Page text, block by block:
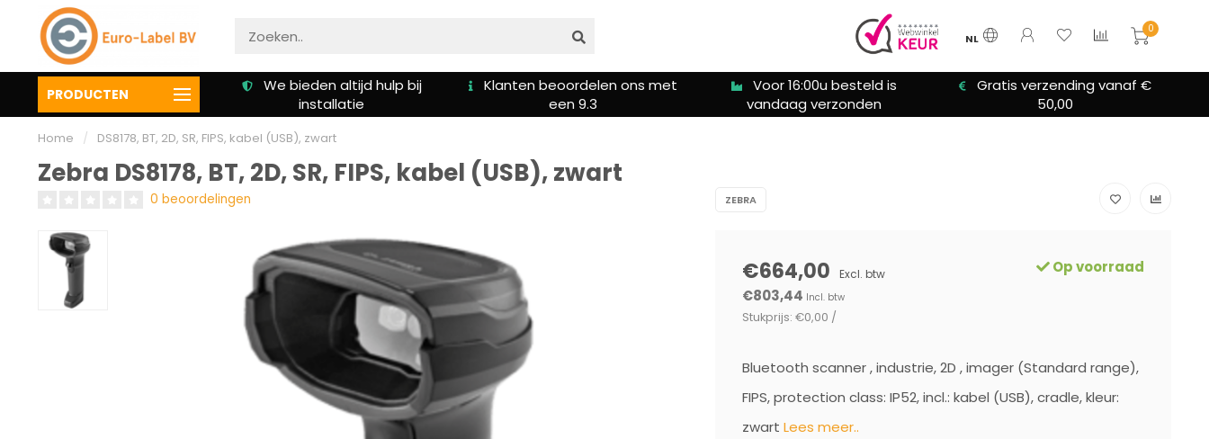
NL
0
PRODUCTEN
Gratis verzending vanaf €
50,00
We bieden altijd hulp bij
installatie
Klanten beoordelen ons met
een 9.3
Voor 16:00u besteld is
vandaag verzonden
Gratis verzending vanaf €
50,00
Home / DS8178, BT, 2D, SR, FIPS, kabel (USB), zwart
Zebra DS8178, BT, 2D, SR, FIPS, kabel (USB), zwart
0 beoordelingen ZEBRA
€664,00 Excl. btw
€803,44 Incl. btw
Op voorraad
Stukprijs: €0,00 /
Bluetooth scanner , industrie, 2D , imager (Standard range),
FIPS, protection class: IP52, incl.: kabel (USB), cradle, kleur:
zwart Lees meer..